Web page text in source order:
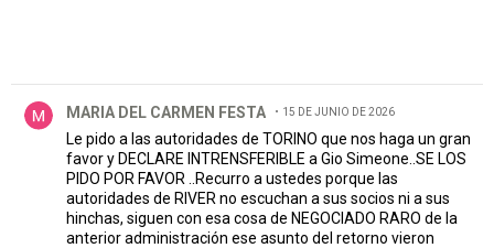
MARIA DEL CARMEN FESTA 15 DE JUNIO DE 2026
Le pido a las autoridades de TORINO que nos haga un gran
favor y DECLARE INTRENSFERIBLE a Gio Simeone..SE LOS
PIDO POR FAVOR ..Recurro a ustedes porque las
autoridades de RIVER no escuchan a sus socios ni a sus
hinchas, siguen con esa cosa de NEGOCIADO RARO de la
anterior administración ese asunto del retorno vieron